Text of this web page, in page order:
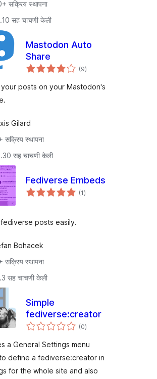
सक्रिय स्थापना
सह चाचणी केली
Mastodon Auto
Share
(9एकूण
मूल्यांकन
)
your posts on your Mastodon's
Gilard
सक्रिय स्थापना
सह चाचणी केली
Fediverse Embeds
(1एकूण
मूल्यांकन
)
posts easily.
Bohacek
सक्रिय स्थापना
सह चाचणी केली
Simple
fediverse:creator
(0एकूण
मूल्यांकन
)
a General Settings menu
define a fediverse:creator in
for the whole site and also